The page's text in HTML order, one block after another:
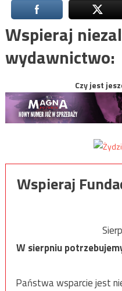
Wspieraj
wydawnictwo:
Czy jest
Wspieraj
W sierpniu
Państwa wsparcie jest